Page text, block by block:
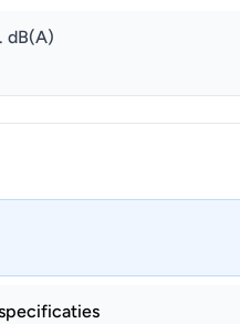
dB(A)